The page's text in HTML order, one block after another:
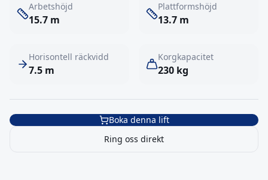
Arbetshöjd
15.7 m
Plattformshöjd
13.7 m
Horisontell räckvidd
7.5 m
Korgkapacitet
230 kg
Boka denna lift
Ring oss direkt